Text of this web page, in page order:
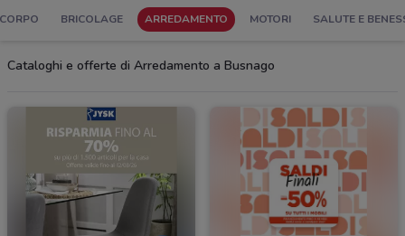
BRICOLAGE ARREDAMENTO MOTORI SALUTE E
Cataloghi e offerte di Arredamento a Busnago